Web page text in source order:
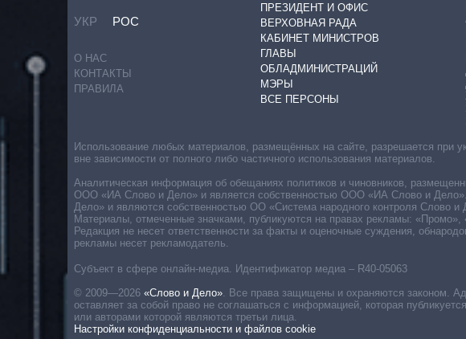
УКР РОС
О НАС
КОНТАКТЫ
ПРАВИЛА
ПРЕЗИДЕНТ И ОФИС
ВЕРХОВНАЯ РАДА
КАБИНЕТ МИНИСТРОВ
ГЛАВЫ
ОБЛАДМИНИСТРАЦИЙ
МЭРЫ
ВСЕ ПЕРСОНЫ
Субъект в сфере онлайн-медиа. Идентификатор медиа – R40-05063
© 2009—2026 «Слово и Дело» Все права защищены и охраняются законом.
оставляет за собой право не соглашаться с информацией, которая
или авторами которой являются третьи лица.
Настройки конфиденциальности и файлов cookie
Использование любых материалов, размещённых на сайте, разрешается при
вне зависимости от полного либо частичного использования материалов.
Аналитическая информация об обещаниях политиков и чиновников,
ООО «ИА Слово и Дело» и является собственностью ООО «ИА Слово и
Дело» и являются собственностью ОО «Система народного контроля Слово и
Материалы, отмеченные значками, публикуются на правах рекламы:
Редакция не несет ответственности за факты и оценочные суждения,
рекламы несет рекламодатель.